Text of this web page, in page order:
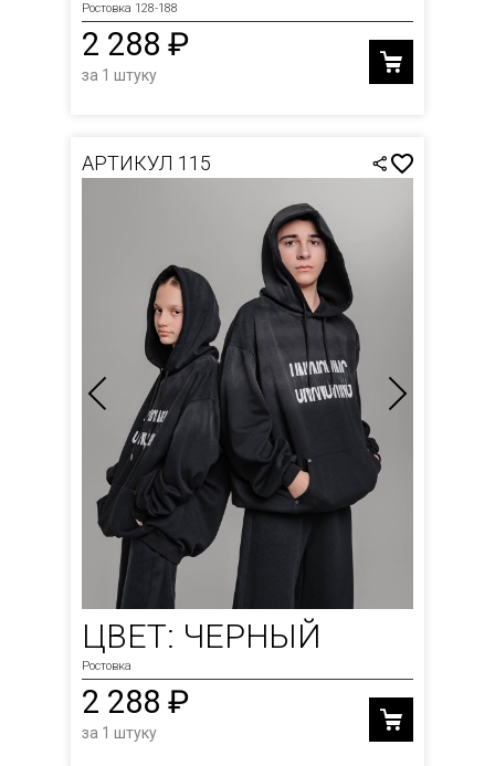
Ростовка 128-188
2 288 ₽
за 1 штуку
АРТИКУЛ 115
ЦВЕТ: ЧЕРНЫЙ
Ростовка
2 288 ₽
за 1 штуку